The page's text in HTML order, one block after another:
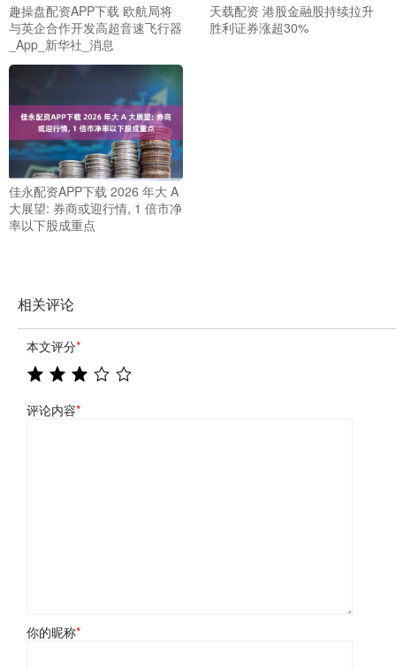
趣操盘配资APP下载 欧航局将
与英企合作开发高超音速飞行器
_App_新华社_消息
天载配资 港股金融股持续拉升
胜利证券涨超30%
佳永配资APP下载 2026 年大 A
大展望: 券商或迎行情, 1 倍市净
率以下股成重点
相关评论
本文评分*
评论内容*
你的昵称*